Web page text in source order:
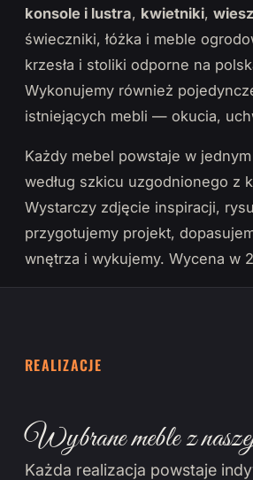
konsole i lustra, kwietniki,
świeczniki, łóżka i meble
krzesła i stoliki odporne na
Wykonujemy również
istniejących mebli — okucia,
Każdy mebel powstaje w
według szkicu uzgodnionego z
Wystarczy zdjęcie inspiracji,
przygotujemy projekt,
wnętrza i wykujemy. Wycena w
REALIZACJE
Wybrane meble z
Każda realizacja powstaje